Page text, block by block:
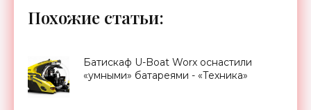
Похожие статьи:
Батискаф U-Boat Worx оснастили
«умными» батареями - «Техника»